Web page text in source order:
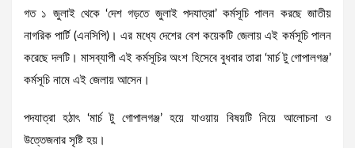
গত ১ জুলাই থেকে ‘দেশ গড়তে জুলাই পদযাত্রা’ কর্মসূচি পালন করছে জাতীয়
নাগরিক পার্টি (এনসিপি)। এর মধ্যে দেশের বেশ কয়েকটি জেলায় এই কর্মসূচি পালন
করেছে দলটি। মাসব্যাপী এই কর্মসূচির অংশ হিসেবে বুধবার তারা ‘মার্চ টু গোপালগঞ্জ’
কর্মসূচি নামে এই জেলায় আসেন।
পদযাত্রা হঠাৎ ‘মার্চ টু গোপালগঞ্জ’ হয়ে যাওয়ায় বিষয়টি নিয়ে আলোচনা ও
উত্তেজনার সৃষ্টি হয়।